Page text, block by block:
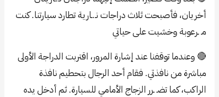
أخريان، فأصبحت ثلاث دراجات نـ.ـارية تطارد سيارتنا. كنت
مـ ـرعوبة وخشيت على حياتي
🔴 وعندما توقفنا عند إشارة المرور، اقتربت الدراجة الأولى
مباشرة من نافذتي. فقام أحد الرجال بتحطيم نافذة
الراكب، كما تضـ ـرر الزجاج الأمامي للسيارة. ثم أدخل يده